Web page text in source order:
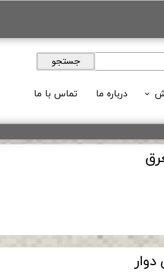
ویدئوها
های آموزشی
درباره ما تماس با ما
جستجو